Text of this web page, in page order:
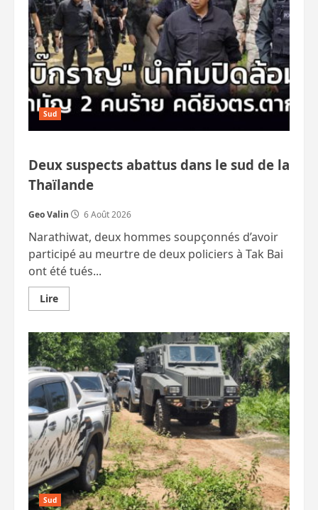
Sud
Deux suspects abattus dans le sud de la
Thaïlande
Geo Valin 6 Août 2026
Narathiwat, deux hommes soupçonnés d’avoir
participé au meurtre de deux policiers à Tak Bai
ont été tués...
LireEn
savoir
Deux
suspects
abattus
dans
le
sud
de
la
Thaïlande
Sud